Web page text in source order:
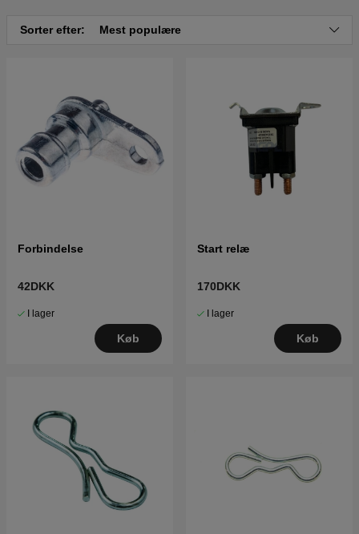
Klik her for reservedelstegning og reservedelsliste til
Klik her for reservedelstegning og reservedelsliste til
Husqvarna YTH24V48 LS 2011-01 (96043011601)
Klik her for reservedelstegning og reservedelsliste til
Husqvarna YTH24V48 LS 2011-07 (96043011602)
Klik her for reservedelstegning og reservedelsliste til
Husqvarna YTH24V48 LS 2011-08 (96043011603)
Klik her for reservedelstegning og reservedelsliste til
Klik her for reservedelstegning og reservedelsliste til
Klik her for reservedelstegning og reservedelsliste til
Husqvarna YTH24V48 LS 2011-10 (96048001401)
Sorter efter: Mest populære
Forbindelse
42DKK
I lager
Køb
Start relæ
170DKK
I lager
Køb